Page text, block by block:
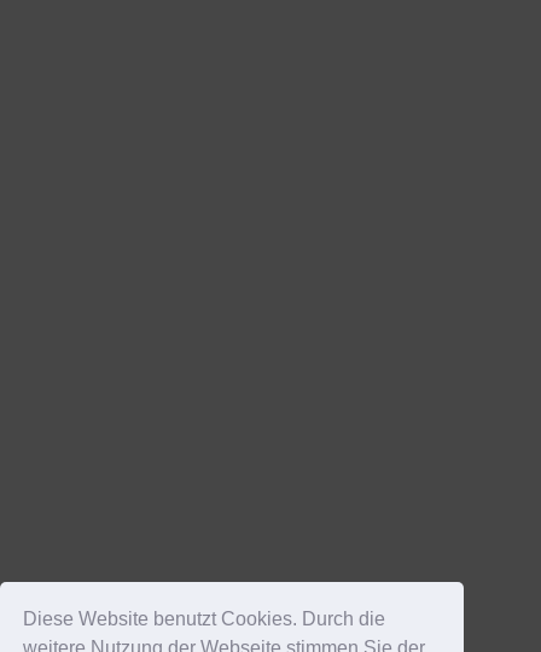
Diese Website benutzt Cookies. Durch die
weitere Nutzung der Webseite stimmen Sie der